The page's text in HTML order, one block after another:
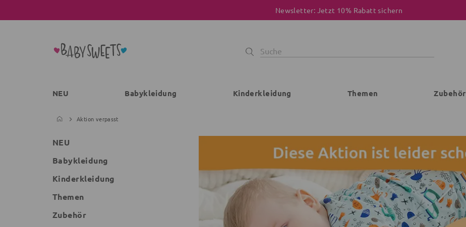
Newsletter: Jetzt 10% Rabatt sichern
NEU Babykleidung Kinderkleidung Themen Zubehör
Aktion verpasst
NEU
Babykleidung
Kinderkleidung
Themen
Zubehör